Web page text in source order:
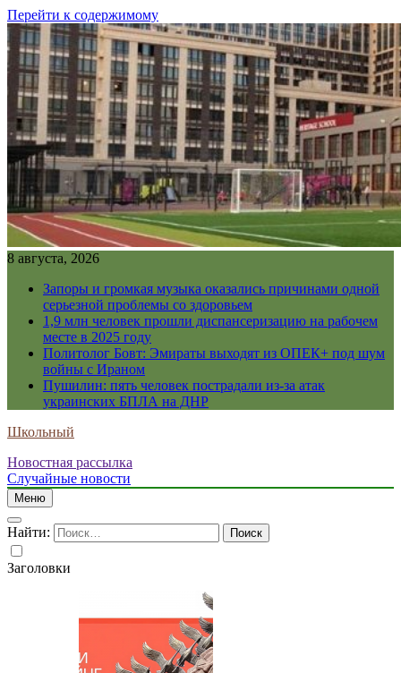
Перейти к содержимому
8 августа, 2026
Запоры и громкая музыка оказались причинами одной
серьезной проблемы со здоровьем
1,9 млн человек прошли диспансеризацию на рабочем
месте в 2025 году
Политолог Бовт: Эмираты выходят из ОПЕК+ под шум
войны с Ираном
Пушилин: пять человек пострадали из-за атак
украинских БПЛА на ДНР
Школьный
Новостная рассылка
Случайные новости
Меню
Найти:
Заголовки